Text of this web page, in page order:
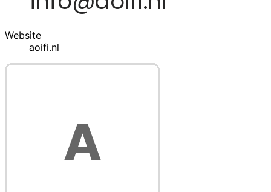
Website
aoifi.nl